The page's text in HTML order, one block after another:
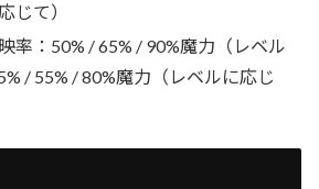
じて）
率：50% / 65% / 90%魔力（レベル
/ 55% / 80%魔力（レベルに応じ